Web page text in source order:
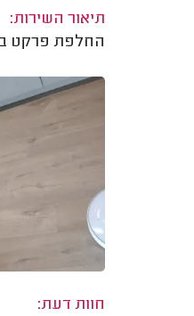
תיאור השירות:
החלפת פרקט
חוות דעת: